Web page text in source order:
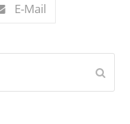
E-Mail